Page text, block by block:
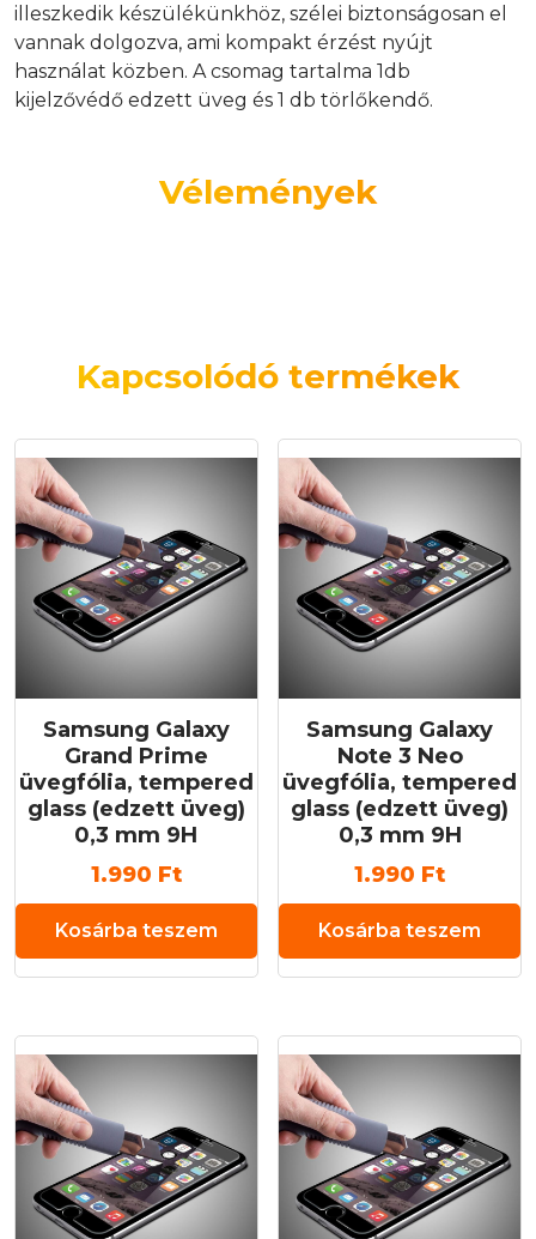
illeszkedik készülékünkhöz, szélei biztonságosan el
vannak dolgozva, ami kompakt érzést nyújt
használat közben. A csomag tartalma 1db
kijelzővédő edzett üveg és 1 db törlőkendő.
Vélemények
Kapcsolódó termékek
Samsung Galaxy
Grand Prime
üvegfólia, tempered
glass (edzett üveg)
0,3 mm 9H
1.990 Ft
Kosárba teszem
Samsung Galaxy
Note 3 Neo
üvegfólia, tempered
glass (edzett üveg)
0,3 mm 9H
1.990 Ft
Kosárba teszem